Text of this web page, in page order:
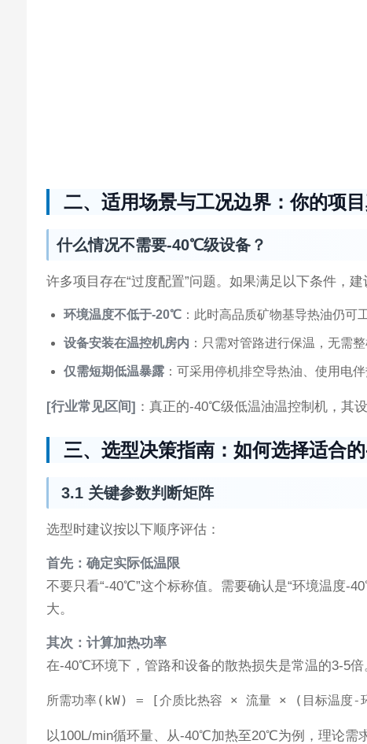
二、适用场景与工况边界：你的项
什么情况不需要-40℃级设备？
许多项目存在“过度配置”问题。如果满足以下条件，建
环境温度不低于-20℃ ：此时高品质矿物基导热油仍
设备安装在温控机房内 ：只需对管路进行保温，无需
仅需短期低温暴露 ：可采用停机排空导热油、使用电
[行业常见区间] ：真正的-40℃级低温油温控制机，其
三、选型决策指南：如何选择适合
3.1 关键参数判断矩阵
选型时建议按以下顺序评估：
首先：确定实际低温限
不要只看“-40℃”这个标称值。需要确认是“环境温度-
大。
其次：计算加热功率
在-40℃环境下，管路和设备的散热损失是常温的3-5倍
以100L/min循环量、从-40℃加热至20℃为例，理论需